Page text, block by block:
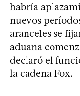
habría
nuevos
aranceles se
aduana
declaró el
la cadena Fox.